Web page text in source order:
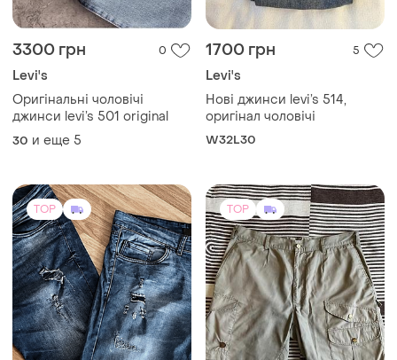
3300 грн 0
Levi's
Оригінальні чоловічі
джинси levi’s 501 original
30 и еще 5
1700 грн 5
Levi's
Нові джинси levi’s 514,
оригінал чоловічі
W32L30
TOP TOP